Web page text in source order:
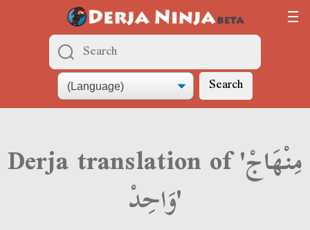
Search
Derja translation of 'مِنْهَاجْ
وَاحِدْ'